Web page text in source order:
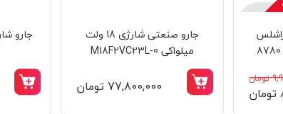
جارو صنعتی شارژی 18 ولت
میلواکی M18F2VC23L-0
77,800,000 تومان